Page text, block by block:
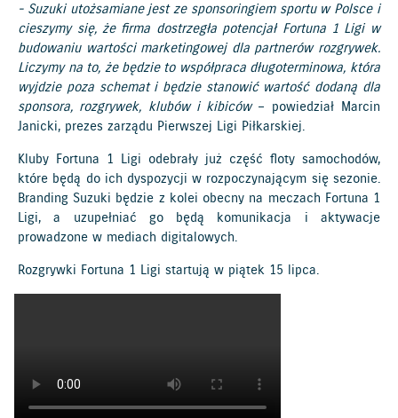
- Suzuki utożsamiane jest ze sponsoringiem sportu w Polsce i
cieszymy się, że firma dostrzegła potencjał Fortuna 1 Ligi w
budowaniu wartości marketingowej dla partnerów rozgrywek.
Liczymy na to, że będzie to współpraca długoterminowa, która
wyjdzie poza schemat i będzie stanowić wartość dodaną dla
sponsora, rozgrywek, klubów i kibiców– powiedział Marcin
Janicki, prezes zarządu Pierwszej Ligi Piłkarskiej.
Kluby Fortuna 1 Ligi odebrały już część floty samochodów,
które będą do ich dyspozycji w rozpoczynającym się sezonie.
Branding Suzuki będzie z kolei obecny na meczach Fortuna 1
Ligi, a uzupełniać go będą komunikacja i aktywacje
prowadzone w mediach digitalowych.
Rozgrywki Fortuna 1 Ligi startują w piątek 15 lipca.